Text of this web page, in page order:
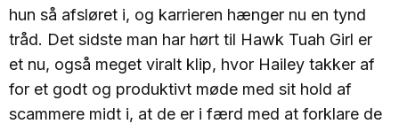
hun så afsløret i, og karrieren hænger nu en tynd
tråd. Det sidste man har hørt til Hawk Tuah Girl er
et nu, også meget viralt klip, hvor Hailey takker af
for et godt og produktivt møde med sit hold af
scammere midt i, at de er i færd med at forklare de